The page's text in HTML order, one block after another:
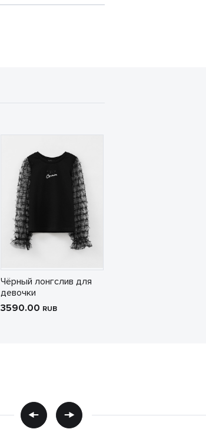
Чёрный лонгслив для
девочки
3590.00 RUB